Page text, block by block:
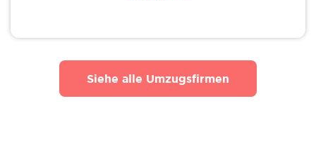
Siehe alle Umzugsfirmen